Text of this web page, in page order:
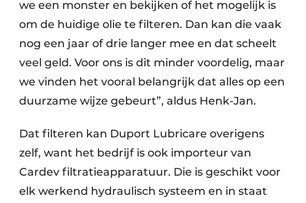
we een monster en bekijken of het mogelijk is
om de huidige olie te filteren. Dan kan die vaak
nog een jaar of drie langer mee en dat scheelt
veel geld. Voor ons is dit minder voordelig, maar
we vinden het vooral belangrijk dat alles op een
duurzame wijze gebeurt”, aldus Henk-Jan.
Dat filteren kan Duport Lubricare overigens
zelf, want het bedrijf is ook importeur van
Cardev filtratieapparatuur. Die is geschikt voor
elk werkend hydraulisch systeem en in staat